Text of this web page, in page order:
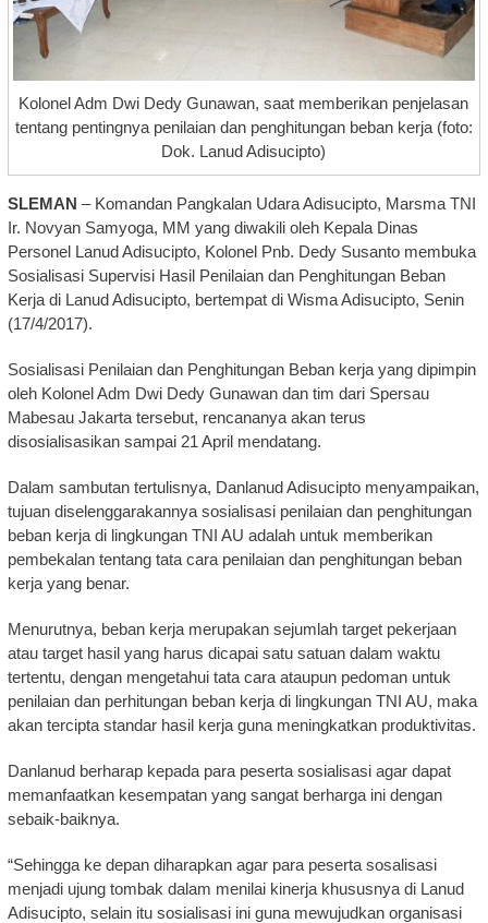
Kolonel Adm Dwi Dedy Gunawan, saat memberikan penjelasan
tentang pentingnya penilaian dan penghitungan beban kerja (foto:
Dok. Lanud Adisucipto)
SLEMAN – Komandan Pangkalan Udara Adisucipto, Marsma TNI
Ir. Novyan Samyoga, MM yang diwakili oleh Kepala Dinas
Personel Lanud Adisucipto, Kolonel Pnb. Dedy Susanto membuka
Sosialisasi Supervisi Hasil Penilaian dan Penghitungan Beban
Kerja di Lanud Adisucipto, bertempat di Wisma Adisucipto, Senin
(17/4/2017).
Sosialisasi Penilaian dan Penghitungan Beban kerja yang dipimpin
oleh Kolonel Adm Dwi Dedy Gunawan dan tim dari Spersau
Mabesau Jakarta tersebut, rencananya akan terus
disosialisasikan sampai 21 April mendatang.
Dalam sambutan tertulisnya, Danlanud Adisucipto menyampaikan,
tujuan diselenggarakannya sosialisasi penilaian dan penghitungan
beban kerja di lingkungan TNI AU adalah untuk memberikan
pembekalan tentang tata cara penilaian dan penghitungan beban
kerja yang benar.
Menurutnya, beban kerja merupakan sejumlah target pekerjaan
atau target hasil yang harus dicapai satu satuan dalam waktu
tertentu, dengan mengetahui tata cara ataupun pedoman untuk
penilaian dan perhitungan beban kerja di lingkungan TNI AU, maka
akan tercipta standar hasil kerja guna meningkatkan produktivitas.
Danlanud berharap kepada para peserta sosialisasi agar dapat
memanfaatkan kesempatan yang sangat berharga ini dengan
sebaik-baiknya.
“Sehingga ke depan diharapkan agar para peserta sosalisasi
menjadi ujung tombak dalam menilai kinerja khususnya di Lanud
Adisucipto, selain itu sosialisasi ini guna mewujudkan organisasi